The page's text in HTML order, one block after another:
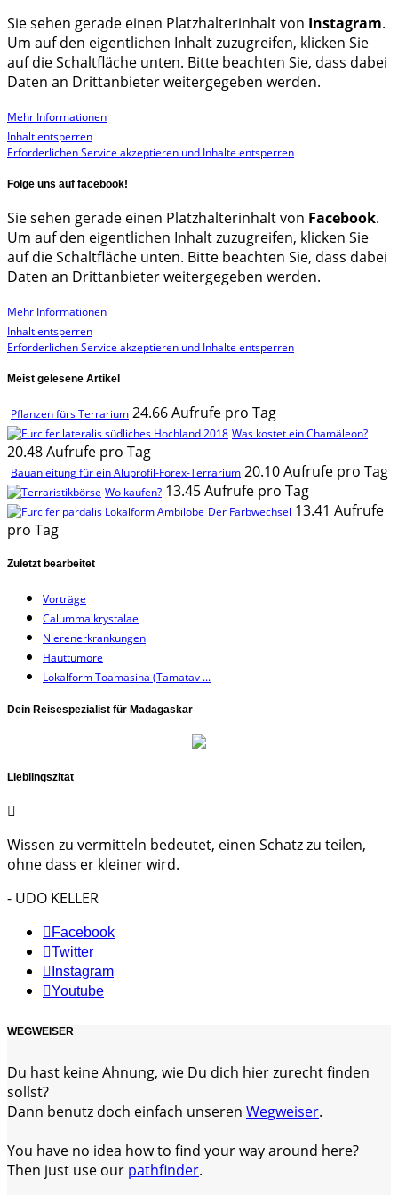
Sie sehen gerade einen Platzhalterinhalt von Instagram.
Um auf den eigentlichen Inhalt zuzugreifen, klicken Sie
auf die Schaltfläche unten. Bitte beachten Sie, dass dabei
Daten an Drittanbieter weitergegeben werden.
Mehr Informationen
Inhalt entsperren
Erforderlichen Service akzeptieren und Inhalte entsperren
Folge uns auf facebook!
Sie sehen gerade einen Platzhalterinhalt von Facebook.
Um auf den eigentlichen Inhalt zuzugreifen, klicken Sie
auf die Schaltfläche unten. Bitte beachten Sie, dass dabei
Daten an Drittanbieter weitergegeben werden.
Mehr Informationen
Inhalt entsperren
Erforderlichen Service akzeptieren und Inhalte entsperren
Meist gelesene Artikel
Pflanzen fürs Terrarium 24.66 Aufrufe pro Tag
Was kostet ein Chamäleon?
20.48 Aufrufe pro Tag
Bauanleitung für ein Aluprofil-Forex-Terrarium 20.10 Aufrufe pro Tag
Wo kaufen? 13.45 Aufrufe pro Tag
Der Farbwechsel 13.41 Aufrufe
pro Tag
Zuletzt bearbeitet
Vorträge
Calumma krystalae
Nierenerkrankungen
Hauttumore
Lokalform Toamasina (Tamatav ...
Dein Reisespezialist für Madagaskar
Lieblingszitat
Wissen zu vermitteln bedeutet, einen Schatz zu teilen,
ohne dass er kleiner wird.
- UDO KELLER
Facebook
Twitter
Instagram
Youtube
WEGWEISER
Du hast keine Ahnung, wie Du dich hier zurecht finden
sollst?
Dann benutz doch einfach unseren Wegweiser.
You have no idea how to find your way around here?
Then just use our pathfinder.